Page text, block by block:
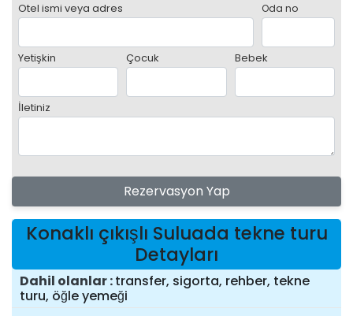
Otel ismi veya adres Oda no
Yetişkin Çocuk Bebek
İletiniz
Rezervasyon Yap
Konaklı çıkışlı Suluada tekne turu
Detayları
Dahil olanlar transfer, sigorta, rehber, tekne
turu, öğle yemeği